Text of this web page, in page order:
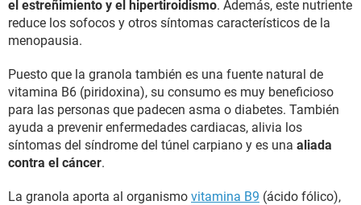
el estreñimiento y el hipertiroidismo. Además, este nutriente
reduce los sofocos y otros síntomas característicos de la
menopausia.
Puesto que la granola también es una fuente natural de
vitamina B6 (piridoxina), su consumo es muy beneficioso
para las personas que padecen asma o diabetes. También
ayuda a prevenir enfermedades cardiacas, alivia los
síntomas del síndrome del túnel carpiano y es una aliada
contra el cáncer.
La granola aporta al organismo vitamina B9 (ácido fólico),